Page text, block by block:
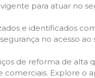
para atuar no
e identificados
no acesso ao
de reforma de
comerciais. Explore